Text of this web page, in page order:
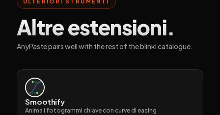
ULTERIORI STRUMENTI
Altre estensioni.
AnyPaste pairs well with the rest of the blinkl catalogue.
Smoothify
Anima i fotogrammi chiave con curve di easing